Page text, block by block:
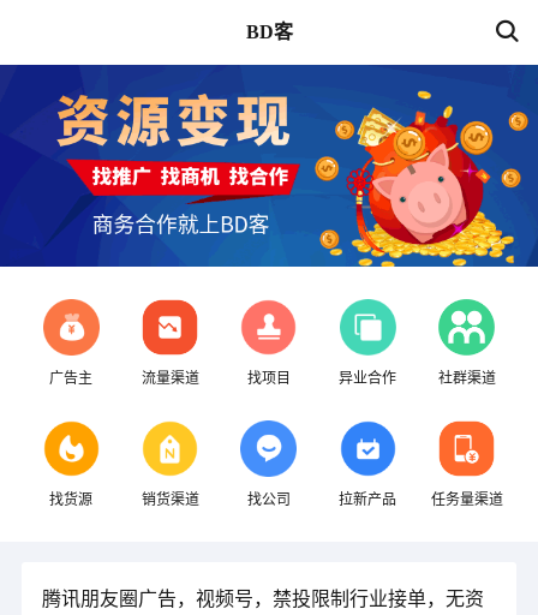
BD客
广告主 流量渠道 找项目 异业合作 社群渠道
找货源 销货渠道 找公司 拉新产品 任务量渠道
腾讯朋友圈广告，视频号，禁投限制行业接单，无资